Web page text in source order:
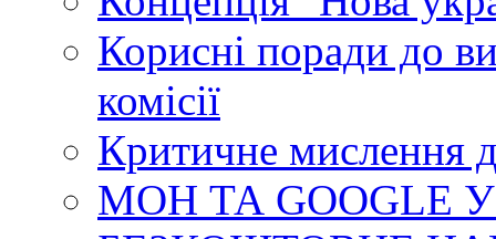
Корисні поради до
комісії
Критичне мислення
МОН ТА GOOGLE